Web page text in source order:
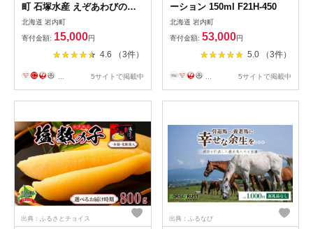
町 石塚水産 えぞあわびのア
ヒージョ 70g×2瓶 アワビ
F21H-531
北海道 岩内町
寄付金額: 15,000円
4.6 （3件）
5サイトで掲載中
ーション 150ml F21H-450
北海道 岩内町
寄付金額: 53,000円
5.0 （3件）
5サイトで掲載中
出典：ふるさとチョイス 出典：ふるなび